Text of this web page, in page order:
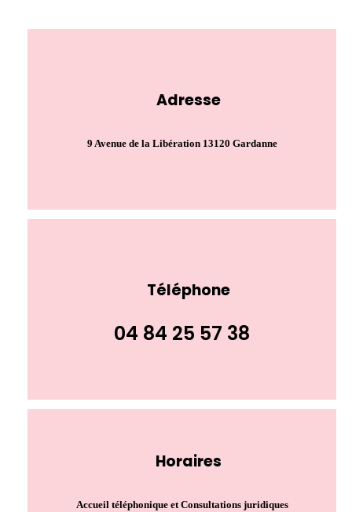
Adresse
9 Avenue de la Libération 13120 Gardanne
Téléphone
04 84 25 57 38
Horaires
Accueil téléphonique et Consultations juridiques